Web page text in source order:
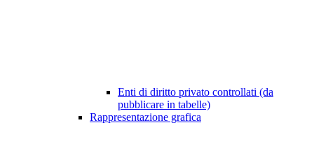
Enti di diritto privato controllati (da
pubblicare in tabelle)
Rappresentazione grafica